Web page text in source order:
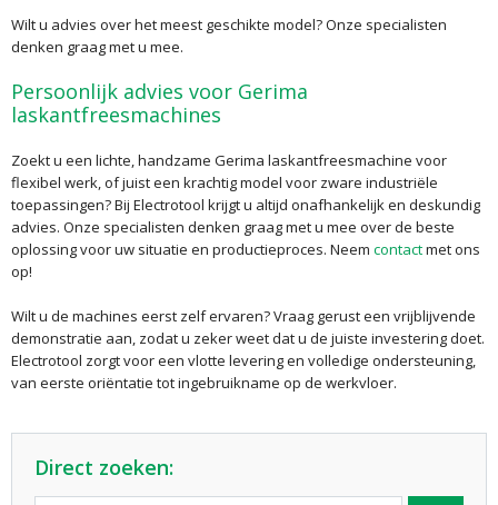
Wilt u advies over het meest geschikte model? Onze specialisten
denken graag met u mee.
Persoonlijk advies voor Gerima
laskantfreesmachines
Zoekt u een lichte, handzame Gerima laskantfreesmachine voor
flexibel werk, of juist een krachtig model voor zware industriële
toepassingen? Bij Electrotool krijgt u altijd onafhankelijk en deskundig
advies. Onze specialisten denken graag met u mee over de beste
oplossing voor uw situatie en productieproces. Neem contactmet ons
op!
Wilt u de machines eerst zelf ervaren? Vraag gerust een vrijblijvende
demonstratie aan, zodat u zeker weet dat u de juiste investering doet.
Electrotool zorgt voor een vlotte levering en volledige ondersteuning,
van eerste oriëntatie tot ingebruikname op de werkvloer.
Direct zoeken: